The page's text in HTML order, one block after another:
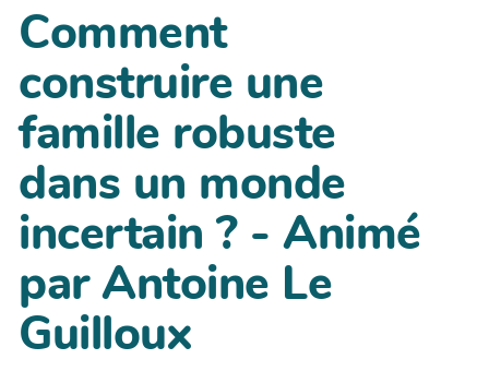
Comment
construire une
famille robuste
dans un monde
incertain ? - Animé
par Antoine Le
Guilloux